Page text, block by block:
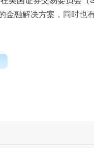
金融解决方案，同时也